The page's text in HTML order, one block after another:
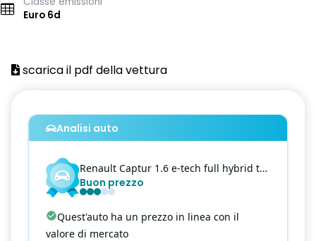
Euro 6d
scarica il pdf della vettura
Analisi auto
Renault Captur 1.6 e-tech full hybrid techno 145cv auto
Buon prezzo
Quest'auto ha un prezzo in linea con il
valore di mercato